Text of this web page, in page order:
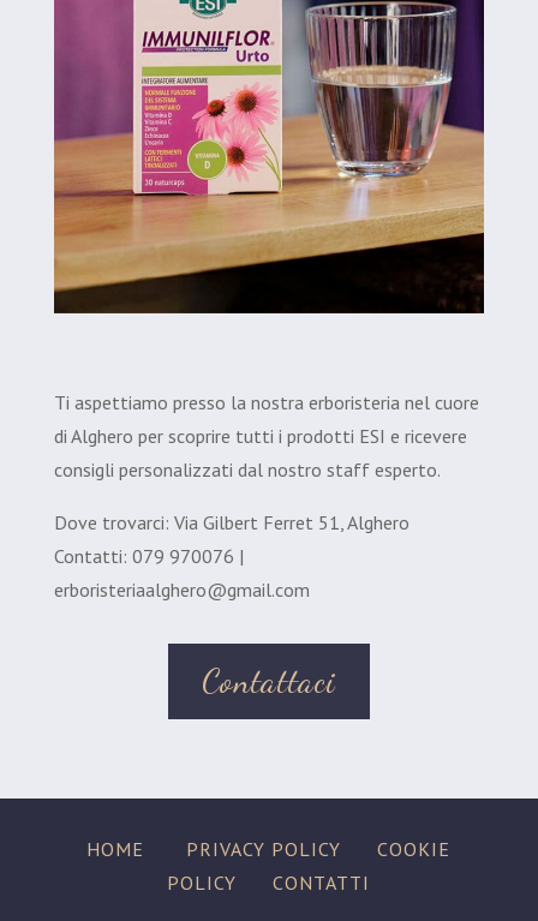
Ti aspettiamo presso la nostra erboristeria nel cuore
di Alghero per scoprire tutti i prodotti ESI e ricevere
consigli personalizzati dal nostro staff esperto.
Dove trovarci: Via Gilbert Ferret 51, Alghero
Contatti: 079 970076 |
erboristeriaalghero@gmail.com
Contattaci
HOME PRIVACY POLICY
COOKIE
POLICY
CONTATTI